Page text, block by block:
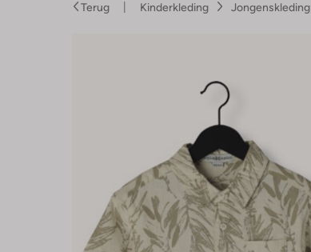
Terug Kinderkleding Jongenskleding